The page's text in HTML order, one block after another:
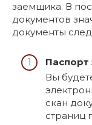
заемщика. В
документов
документы
Вы
скан
страниц